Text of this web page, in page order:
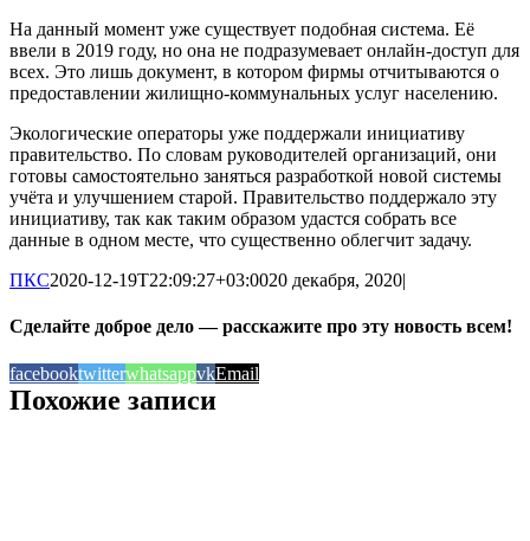
На данный момент уже существует подобная система. Её
ввели в 2019 году, но она не подразумевает онлайн-доступ для
всех. Это лишь документ, в котором фирмы отчитываются о
предоставлении жилищно-коммунальных услуг населению.
Экологические операторы уже поддержали инициативу
правительство. По словам руководителей организаций, они
готовы самостоятельно заняться разработкой новой системы
учёта и улучшением старой. Правительство поддержало эту
инициативу, так как таким образом удастся собрать все
данные в одном месте, что существенно облегчит задачу.
ПКС2020-12-19T22:09:27+03:0020 декабря, 2020|
Сделайте доброе дело — расскажите про эту новость всем!
facebooktwitterwhatsappvkEmail
Похожие записи